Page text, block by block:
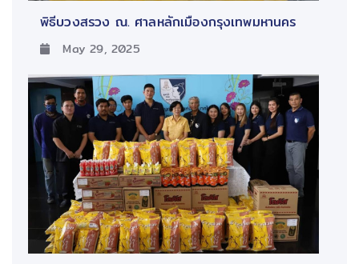
พิธีบวงสรวง ณ. ศาลหลักเมืองกรุงเทพมหานคร
May 29, 2025